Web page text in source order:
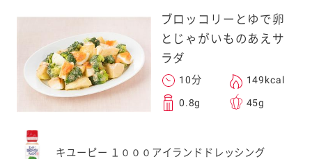
ブロッコリーとゆで卵
とじゃがいものあえサ
ラダ
10分 149kcal
0.8g 45g
キユーピー １０００アイランドドレッシング